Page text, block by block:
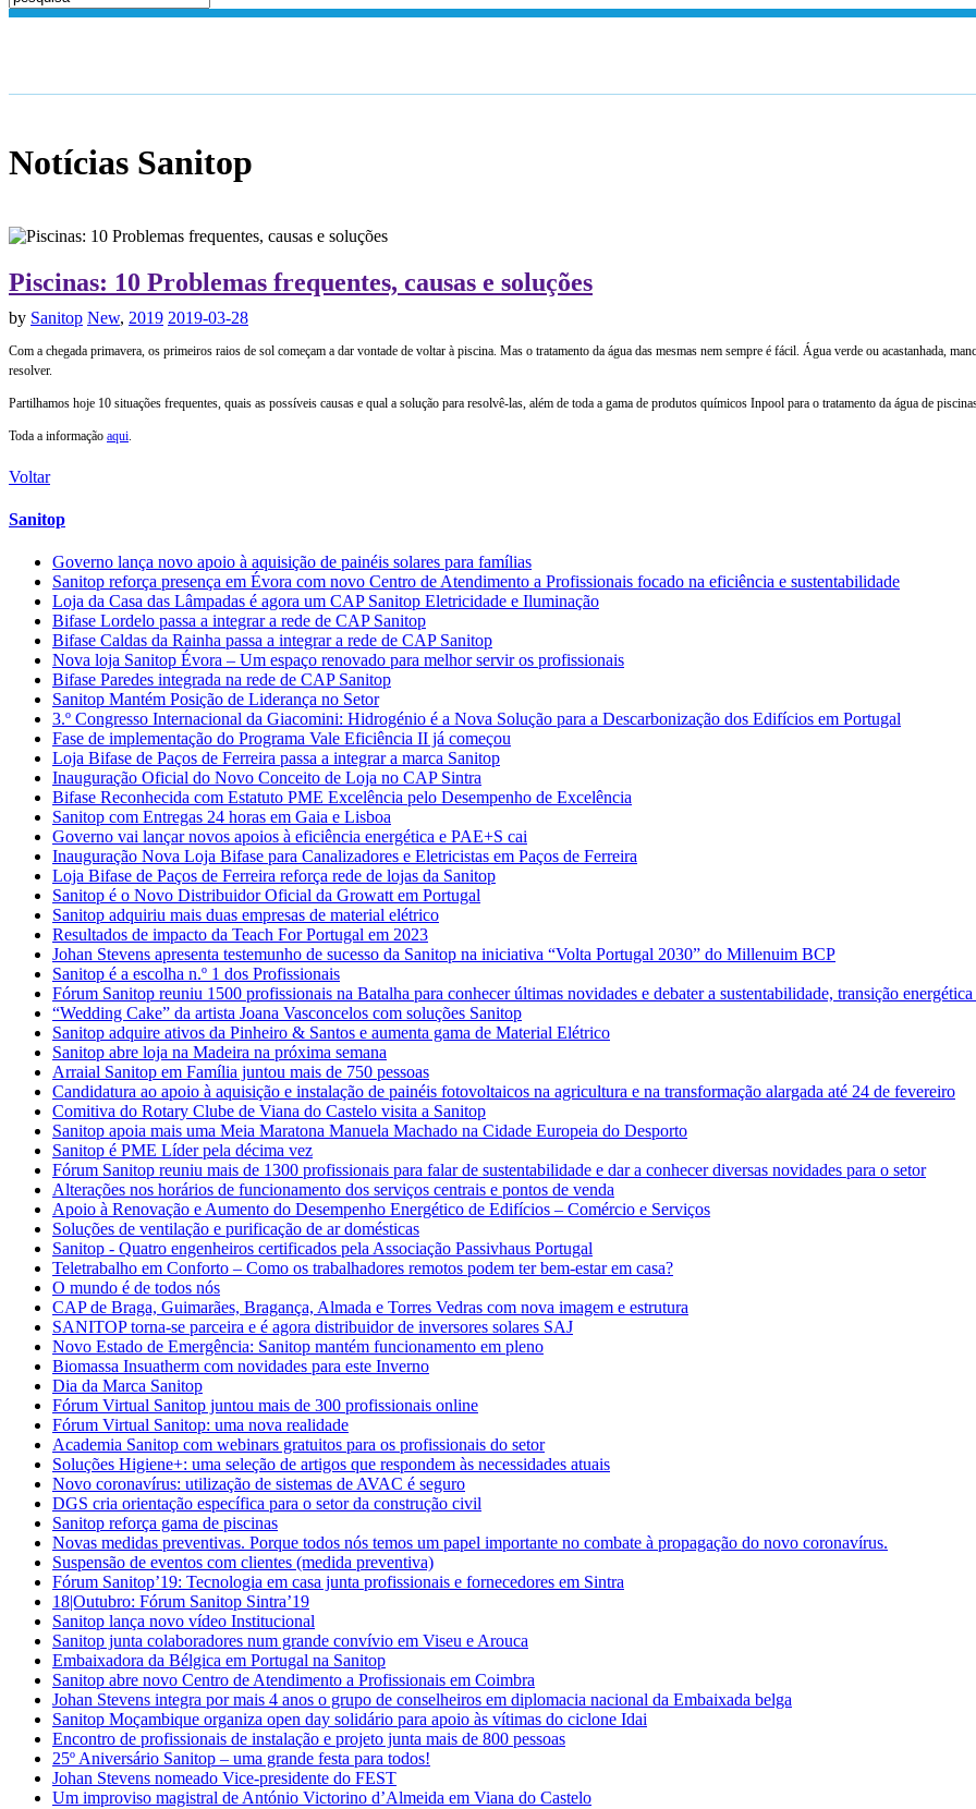
Notícias Sanitop
Piscinas: 10 Problemas frequentes, causas e soluções
by Sanitop New, 2019 2019-03-28
Com a chegada primavera, os primeiros raios de sol começam a dar vontade de voltar à piscina. Mas o tratamento da água das mesmas nem sempre é fácil. Água verde ou acastanhada,
resolver.
Partilhamos hoje 10 situações frequentes, quais as possíveis causas e qual a solução para resolvê-las, além de toda a gama de produtos químicos Inpool para o tratamento da água de
Toda a informação aqui
Voltar
Sanitop
Governo lança novo apoio à aquisição de painéis solares para famílias
Sanitop reforça presença em Évora com novo Centro de Atendimento a Profissionais focado na eficiência e sustentabilidade
Loja da Casa das Lâmpadas é agora um CAP Sanitop Eletricidade e Iluminação
Bifase Lordelo passa a integrar a rede de CAP Sanitop
Bifase Caldas da Rainha passa a integrar a rede de CAP Sanitop
Nova loja Sanitop Évora – Um espaço renovado para melhor servir os profissionais
Bifase Paredes integrada na rede de CAP Sanitop
Sanitop Mantém Posição de Liderança no Setor
3.º Congresso Internacional da Giacomini: Hidrogénio é a Nova Solução para a Descarbonização dos Edifícios em Portugal
Fase de implementação do Programa Vale Eficiência II já começou
Loja Bifase de Paços de Ferreira passa a integrar a marca Sanitop
Inauguração Oficial do Novo Conceito de Loja no CAP Sintra
Bifase Reconhecida com Estatuto PME Excelência pelo Desempenho de Excelência
Sanitop com Entregas 24 horas em Gaia e Lisboa
Governo vai lançar novos apoios à eficiência energética e PAE+S cai
Inauguração Nova Loja Bifase para Canalizadores e Eletricistas em Paços de Ferreira
Loja Bifase de Paços de Ferreira reforça rede de lojas da Sanitop
Sanitop é o Novo Distribuidor Oficial da Growatt em Portugal
Sanitop adquiriu mais duas empresas de material elétrico
Resultados de impacto da Teach For Portugal em 2023
Johan Stevens apresenta testemunho de sucesso da Sanitop na iniciativa “Volta Portugal 2030” do Millenuim BCP
Sanitop é a escolha n.º 1 dos Profissionais
Fórum Sanitop reuniu 1500 profissionais na Batalha para conhecer últimas novidades e debater a sustentabilidade, transição
“Wedding Cake” da artista Joana Vasconcelos com soluções Sanitop
Sanitop adquire ativos da Pinheiro & Santos e aumenta gama de Material Elétrico
Sanitop abre loja na Madeira na próxima semana
Arraial Sanitop em Família juntou mais de 750 pessoas
Candidatura ao apoio à aquisição e instalação de painéis fotovoltaicos na agricultura e na transformação alargada até 24 de fevereiro
Comitiva do Rotary Clube de Viana do Castelo visita a Sanitop
Sanitop apoia mais uma Meia Maratona Manuela Machado na Cidade Europeia do Desporto
Sanitop é PME Líder pela décima vez
Fórum Sanitop reuniu mais de 1300 profissionais para falar de sustentabilidade e dar a conhecer diversas novidades para o setor
Alterações nos horários de funcionamento dos serviços centrais e pontos de venda
Apoio à Renovação e Aumento do Desempenho Energético de Edifícios – Comércio e Serviços
Soluções de ventilação e purificação de ar domésticas
Sanitop - Quatro engenheiros certificados pela Associação Passivhaus Portugal
Teletrabalho em Conforto – Como os trabalhadores remotos podem ter bem-estar em casa?
O mundo é de todos nós
CAP de Braga, Guimarães, Bragança, Almada e Torres Vedras com nova imagem e estrutura
SANITOP torna-se parceira e é agora distribuidor de inversores solares SAJ
Novo Estado de Emergência: Sanitop mantém funcionamento em pleno
Biomassa Insuatherm com novidades para este Inverno
Dia da Marca Sanitop
Fórum Virtual Sanitop juntou mais de 300 profissionais online
Fórum Virtual Sanitop: uma nova realidade
Academia Sanitop com webinars gratuitos para os profissionais do setor
Soluções Higiene+: uma seleção de artigos que respondem às necessidades atuais
Novo coronavírus: utilização de sistemas de AVAC é seguro
DGS cria orientação específica para o setor da construção civil
Sanitop reforça gama de piscinas
Novas medidas preventivas. Porque todos nós temos um papel importante no combate à propagação do novo coronavírus.
Suspensão de eventos com clientes (medida preventiva)
Fórum Sanitop’19: Tecnologia em casa junta profissionais e fornecedores em Sintra
18|Outubro: Fórum Sanitop Sintra’19
Sanitop lança novo vídeo Institucional
Sanitop junta colaboradores num grande convívio em Viseu e Arouca
Embaixadora da Bélgica em Portugal na Sanitop
Sanitop abre novo Centro de Atendimento a Profissionais em Coimbra
Johan Stevens integra por mais 4 anos o grupo de conselheiros em diplomacia nacional da Embaixada belga
Sanitop Moçambique organiza open day solidário para apoio às vítimas do ciclone Idai
Encontro de profissionais de instalação e projeto junta mais de 800 pessoas
25º Aniversário Sanitop – uma grande festa para todos!
Johan Stevens nomeado Vice-presidente do FEST
Um improviso magistral de António Victorino d’Almeida em Viana do Castelo